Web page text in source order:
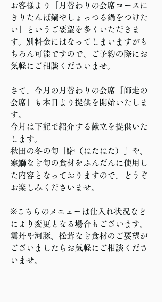
お客様より「月替わりの会席コースに
きりたんぽ鍋やしょっつる鍋をつけた
い」というご要望を多くいただきま
す。別料金にはなってしまいますがも
ちろん可能ですので、ご予約の際にお
気軽にご相談くださいませ。
さて、今月の月替わりの会席「師走の
会席」も本日より提供を開始いたしま
す。
今月は下記で紹介する献立を提供いた
します。
秋田の冬の旬「鰰（はたはた）」や、
寒鰤など旬の食材をふんだんに使用し
た内容となっておりますので、どうぞ
お楽しみくださいませ。
※こちらのメニューは仕入れ状況など
により変更となる場合もございます。
雲丹や河豚、松茸など食材のご要望が
ございましたらお気軽にご相談くださ
いませ。